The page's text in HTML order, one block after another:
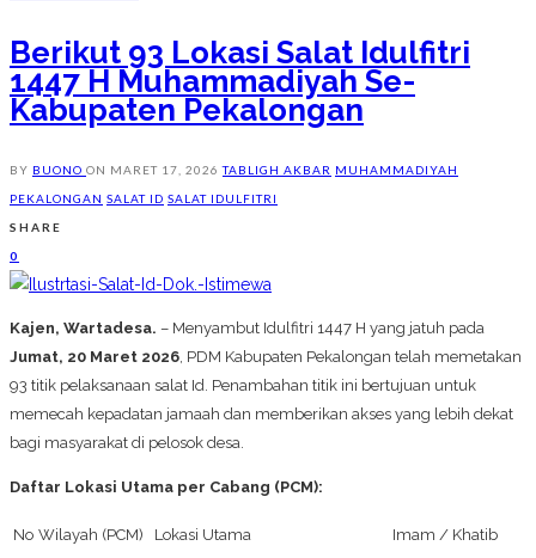
Berikut 93 Lokasi Salat Idulfitri
1447 H Muhammadiyah Se-
Kabupaten Pekalongan
BY BUONO ON MARET 17, 2026 TABLIGH AKBAR MUHAMMADIYAH
PEKALONGAN SALAT ID SALAT IDULFITRI
SHARE
0
Kajen, Wartadesa. – Menyambut Idulfitri 1447 H yang jatuh pada
Jumat, 20 Maret 2026, PDM Kabupaten Pekalongan telah memetakan
93 titik pelaksanaan salat Id. Penambahan titik ini bertujuan untuk
memecah kepadatan jamaah dan memberikan akses yang lebih dekat
bagi masyarakat di pelosok desa.
Daftar Lokasi Utama per Cabang (PCM):
No Wilayah (PCM) Lokasi Utama Imam / Khatib